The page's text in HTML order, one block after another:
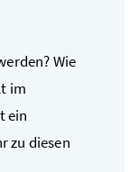
Wie
im
ein
zu diesen